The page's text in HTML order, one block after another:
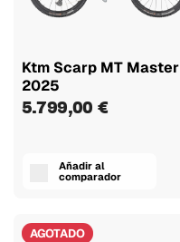
Ktm Scarp MT Master
2025
5.799,00 €
Añadir al
comparador
AGOTADO